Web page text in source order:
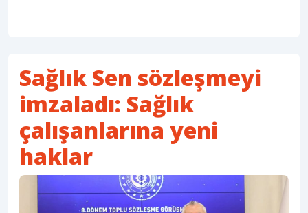
Sağlık Sen sözleşmeyi
imzaladı: Sağlık
çalışanlarına yeni
haklar